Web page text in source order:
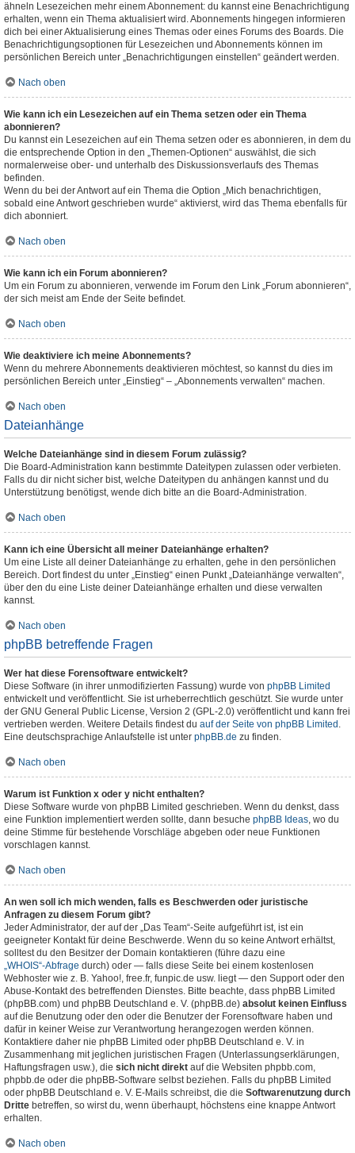
ähneln Lesezeichen mehr einem Abonnement: du kannst eine Benachrichtigung
erhalten, wenn ein Thema aktualisiert wird. Abonnements hingegen informieren
dich bei einer Aktualisierung eines Themas oder eines Forums des Boards. Die
Benachrichtigungsoptionen für Lesezeichen und Abonnements können im
persönlichen Bereich unter „Benachrichtigungen einstellen“ geändert werden.
Nach oben
Wie kann ich ein Lesezeichen auf ein Thema setzen oder ein Thema
abonnieren?
Du kannst ein Lesezeichen auf ein Thema setzen oder es abonnieren, in dem du
die entsprechende Option in den „Themen-Optionen“ auswählst, die sich
normalerweise ober- und unterhalb des Diskussionsverlaufs des Themas
befinden.
Wenn du bei der Antwort auf ein Thema die Option „Mich benachrichtigen,
sobald eine Antwort geschrieben wurde“ aktivierst, wird das Thema ebenfalls für
dich abonniert.
Nach oben
Wie kann ich ein Forum abonnieren?
Um ein Forum zu abonnieren, verwende im Forum den Link „Forum abonnieren“,
der sich meist am Ende der Seite befindet.
Nach oben
Wie deaktiviere ich meine Abonnements?
Wenn du mehrere Abonnements deaktivieren möchtest, so kannst du dies im
persönlichen Bereich unter „Einstieg“ – „Abonnements verwalten“ machen.
Nach oben
Dateianhänge
Welche Dateianhänge sind in diesem Forum zulässig?
Die Board-Administration kann bestimmte Dateitypen zulassen oder verbieten.
Falls du dir nicht sicher bist, welche Dateitypen du anhängen kannst und du
Unterstützung benötigst, wende dich bitte an die Board-Administration.
Nach oben
Kann ich eine Übersicht all meiner Dateianhänge erhalten?
Um eine Liste all deiner Dateianhänge zu erhalten, gehe in den persönlichen
Bereich. Dort findest du unter „Einstieg“ einen Punkt „Dateianhänge verwalten“,
über den du eine Liste deiner Dateianhänge erhalten und diese verwalten
kannst.
Nach oben
phpBB betreffende Fragen
Wer hat diese Forensoftware entwickelt?
Diese Software (in ihrer unmodifizierten Fassung) wurde von phpBB Limited
entwickelt und veröffentlicht. Sie ist urheberrechtlich geschützt. Sie wurde unter
der GNU General Public License, Version 2 (GPL-2.0) veröffentlicht und kann frei
vertrieben werden. Weitere Details findest du auf der Seite von phpBB Limited .
Eine deutschsprachige Anlaufstelle ist unter phpBB.de zu finden.
Nach oben
Warum ist Funktion x oder y nicht enthalten?
Diese Software wurde von phpBB Limited geschrieben. Wenn du denkst, dass
eine Funktion implementiert werden sollte, dann besuche phpBB Ideas, wo du
deine Stimme für bestehende Vorschläge abgeben oder neue Funktionen
vorschlagen kannst.
Nach oben
An wen soll ich mich wenden, falls es Beschwerden oder juristische
Anfragen zu diesem Forum gibt?
Jeder Administrator, der auf der „Das Team“-Seite aufgeführt ist, ist ein
geeigneter Kontakt für deine Beschwerde. Wenn du so keine Antwort erhältst,
solltest du den Besitzer der Domain kontaktieren (führe dazu eine
„WHOIS“-Abfrage durch) oder — falls diese Seite bei einem kostenlosen
Webhoster wie z. B. Yahoo!, free.fr, funpic.de usw. liegt — den Support oder den
Abuse-Kontakt des betreffenden Dienstes. Bitte beachte, dass phpBB Limited
(phpBB.com) und phpBB Deutschland e. V. (phpBB.de) absolut keinen Einfluss
auf die Benutzung oder den oder die Benutzer der Forensoftware haben und
dafür in keiner Weise zur Verantwortung herangezogen werden können.
Kontaktiere daher nie phpBB Limited oder phpBB Deutschland e. V. in
Zusammenhang mit jeglichen juristischen Fragen (Unterlassungserklärungen,
Haftungsfragen usw.), die sich nicht direkt auf die Websiten phpbb.com,
phpbb.de oder die phpBB-Software selbst beziehen. Falls du phpBB Limited
oder phpBB Deutschland e. V. E-Mails schreibst, die die Softwarenutzung durch
Dritte betreffen, so wirst du, wenn überhaupt, höchstens eine knappe Antwort
erhalten.
Nach oben